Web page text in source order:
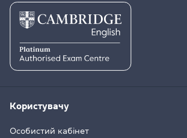
Користувачу
Особистий кабінет